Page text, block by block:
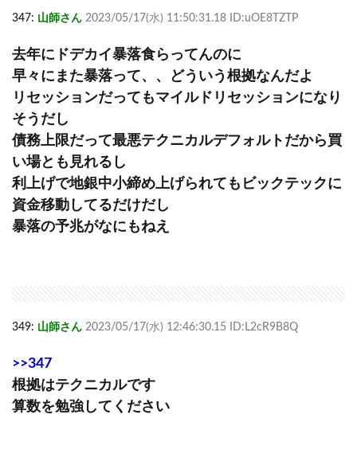
347: 山師さん 2023/05/17(水) 11:50:31.18 ID:uOE8TZTP
去年にドデカイ暴落食らってんのに
早々にまた暴落って、、どういう根拠なんだよ
リセッションだってもマイルドリセッションになり
そうだし
債務上限だって最悪テクニカルデフォルトだから買
い場とも見れるし
利上げで地銀中小締め上げられてもビックテックに
資金移動してるだけだし
暴落の予兆がなにもねえ
349: 山師さん 2023/05/17(水) 12:46:30.15 ID:L2cR9B8Q
>>347
根拠はテクニカルです
算数を勉強してください